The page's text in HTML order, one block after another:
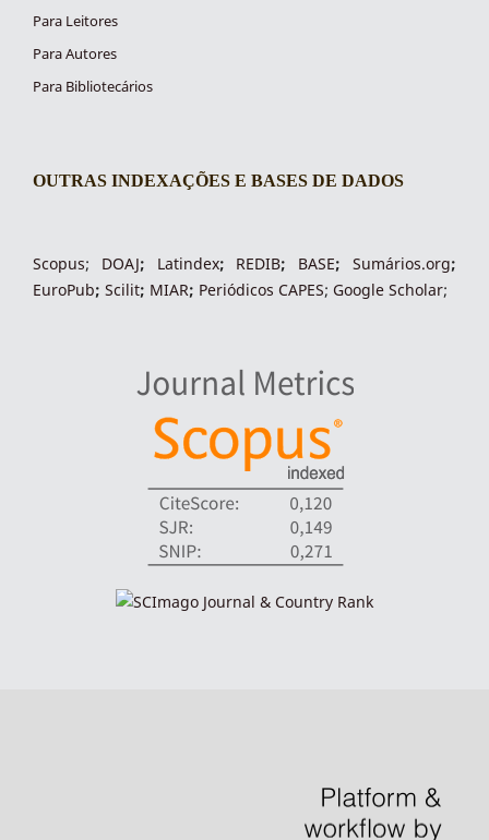
Para Leitores
Para Autores
Para Bibliotecários
indexacoes-fronteiras
OUTRAS INDEXAÇÕES E BASES DE DADOS
Scopus; DOAJ; Latindex; REDIB; BASE;Sumários.org;
EuroPub; Scilit; MIAR; Periódicos CAPES; Google Scholar;
indexadores-fronteiras